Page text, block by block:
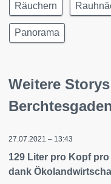
Räuchern
Panorama
Weitere
27.07.2021 – 13:43
129 Liter pro Kopf
dank